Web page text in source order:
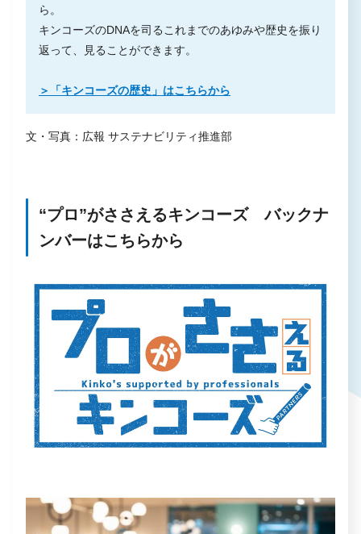
ら。
キンコーズのDNAを司るこれまでのあゆみや歴史を振り
返って、見ることができます。
＞「キンコーズの歴史」はこちらから
文・写真：広報 サステナビリティ推進部
“プロ”がささえるキンコーズ バックナ
ンバーはこちらから